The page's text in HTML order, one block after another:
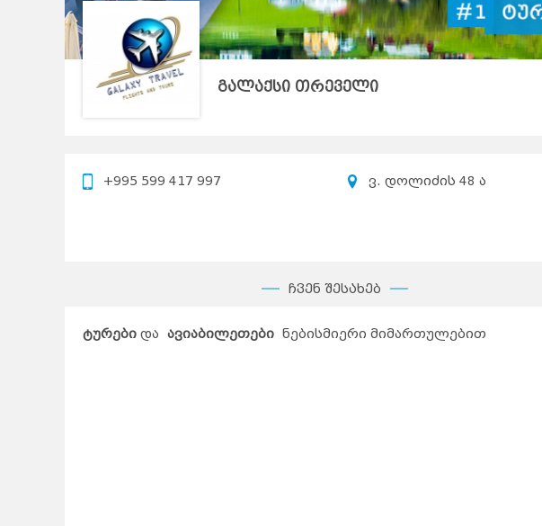
გალაქსი თრეველი
+995 599 417 997 ვ. დოლიძის 48 ა
ჩვენ შესახებ
ტურები და ავიაბილეთები ნებისმიერი მიმართულებით